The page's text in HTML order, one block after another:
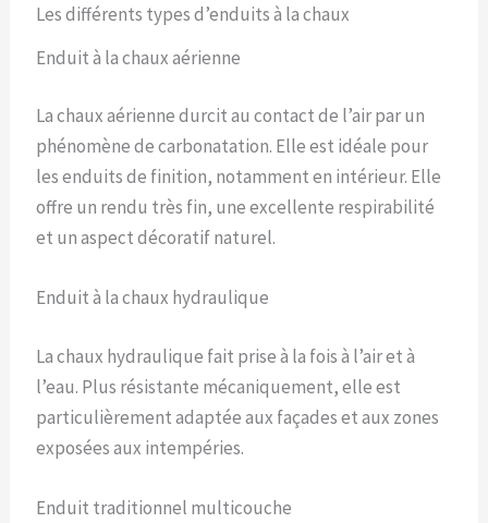
Les différents types d’enduits à la chaux
Enduit à la chaux aérienne
La chaux aérienne durcit au contact de l’air par un
phénomène de carbonatation. Elle est idéale pour
les enduits de finition, notamment en intérieur. Elle
offre un rendu très fin, une excellente respirabilité
et un aspect décoratif naturel.
Enduit à la chaux hydraulique
La chaux hydraulique fait prise à la fois à l’air et à
l’eau. Plus résistante mécaniquement, elle est
particulièrement adaptée aux façades et aux zones
exposées aux intempéries.
Enduit traditionnel multicouche